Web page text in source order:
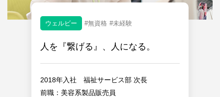
ウェルビー #無資格 #未経験
人を『繋げる』、人になる。
2018年入社 福祉サービス部 次長
前職：美容系製品販売員